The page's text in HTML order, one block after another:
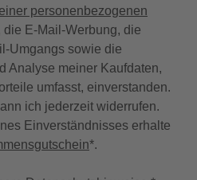
personenbezogenen
die E-Mail-Werbung, die
Umgangs sowie die
Analyse meiner Kaufdaten,
umfasst, einverstanden.
ich jederzeit widerrufen.
Einverständnisses erhalte
*.